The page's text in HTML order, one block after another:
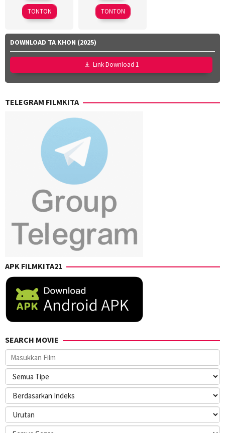
2026
TONTON
2026
Kensuke
Sonomura
TONTON
DOWNLOAD TA KHON (2025)
Link Download 1
TELEGRAM FILMKITA
APK FILMKITA21
SEARCH MOVIE